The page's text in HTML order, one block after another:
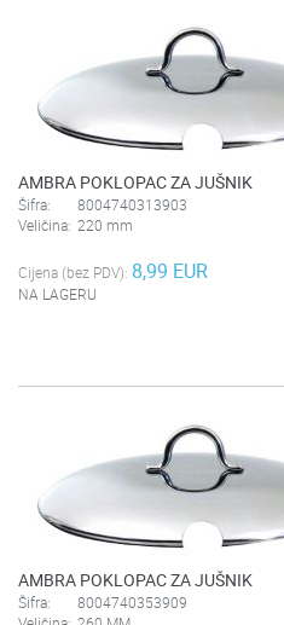
AMBRA POKLOPAC ZA JUŠNIK
Šifra:
8004740313903
Veličina: 220 mm
Cijena (bez PDV): 8,99 EUR
NA LAGERU
AMBRA POKLOPAC ZA JUŠNIK
Šifra:
8004740353909